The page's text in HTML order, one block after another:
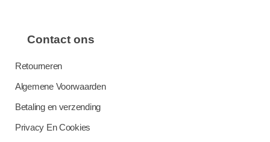
Contact ons
Retourneren
Algemene Voorwaarden
Betaling en verzending
Privacy En Cookies